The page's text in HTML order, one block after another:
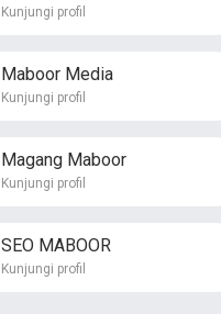
Kunjungi profil
Maboor Media
Kunjungi profil
Magang Maboor
Kunjungi profil
SEO MABOOR
Kunjungi profil